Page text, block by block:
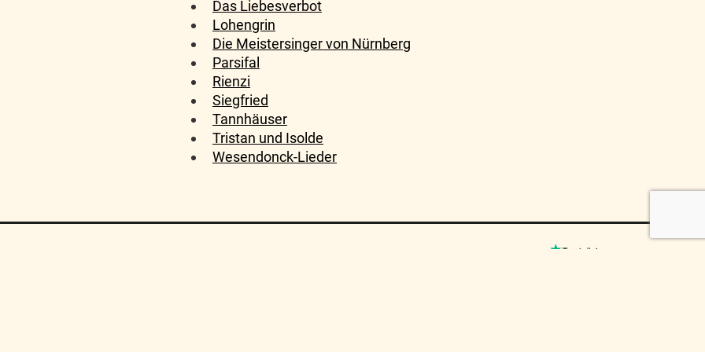
Das Liebesverbot
Lohengrin
Die Meistersinger von Nürnberg
Parsifal
Rienzi
Siegfried
Tannhäuser
Tristan und Isolde
Wesendonck-Lieder